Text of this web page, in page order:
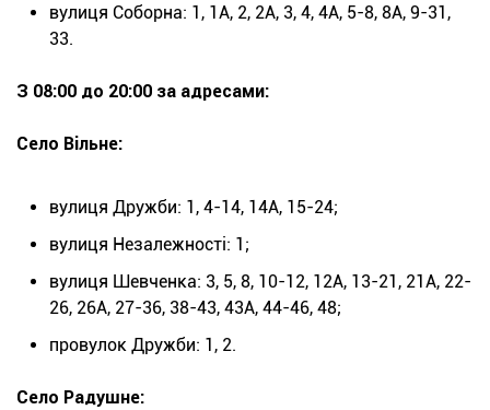
вулиця Соборна: 1, 1А, 2, 2А, 3, 4, 4А, 5-8, 8А, 9-31,
33.
З 08:00 до 20:00 за адресами:
Село Вільне:
вулиця Дружби: 1, 4-14, 14А, 15-24;
вулиця Незалежності: 1;
вулиця Шевченка: 3, 5, 8, 10-12, 12А, 13-21, 21А, 22-
26, 26А, 27-36, 38-43, 43А, 44-46, 48;
провулок Дружби: 1, 2.
Село Радушне: